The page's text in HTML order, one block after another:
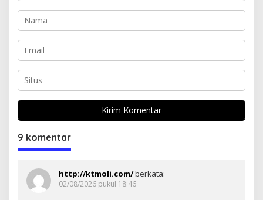
9 komentar
http://ktmoli.com/berkata:
02/08/2026 pukul 18:46